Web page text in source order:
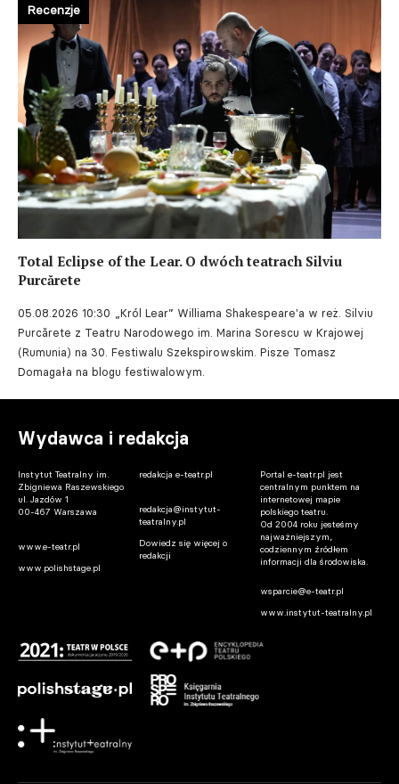
Total Eclipse of the Lear. O dwóch teatrach Silviu
Purcărete
05.08.2026 10:30
„Król Lear” Williama Shakespeare'a w reż. Silviu
Purcărete z Teatru Narodowego im. Marina Sorescu w Krajowej
(Rumunia) na 30. Festiwalu Szekspirowskim. Pisze Tomasz
Domagała na blogu festiwalowym.
Recenzje
Wydawca i redakcja
Instytut Teatralny im.
Zbigniewa Raszewskiego
ul. Jazdów 1
00-467 Warszawa
www.e-teatr.pl
www.polishstage.pl
redakcja e-teatr.pl
redakcja@instytut-
teatralny.pl
Dowiedz się więcej o
redakcji
Portal e-teatr.pl jest
centralnym punktem na
internetowej mapie
polskiego teatru.
Od 2004 roku jesteśmy
najważniejszym,
codziennym źródłem
informacji dla środowiska.
wsparcie@e-teatr.pl
www.instytut-teatralny.pl